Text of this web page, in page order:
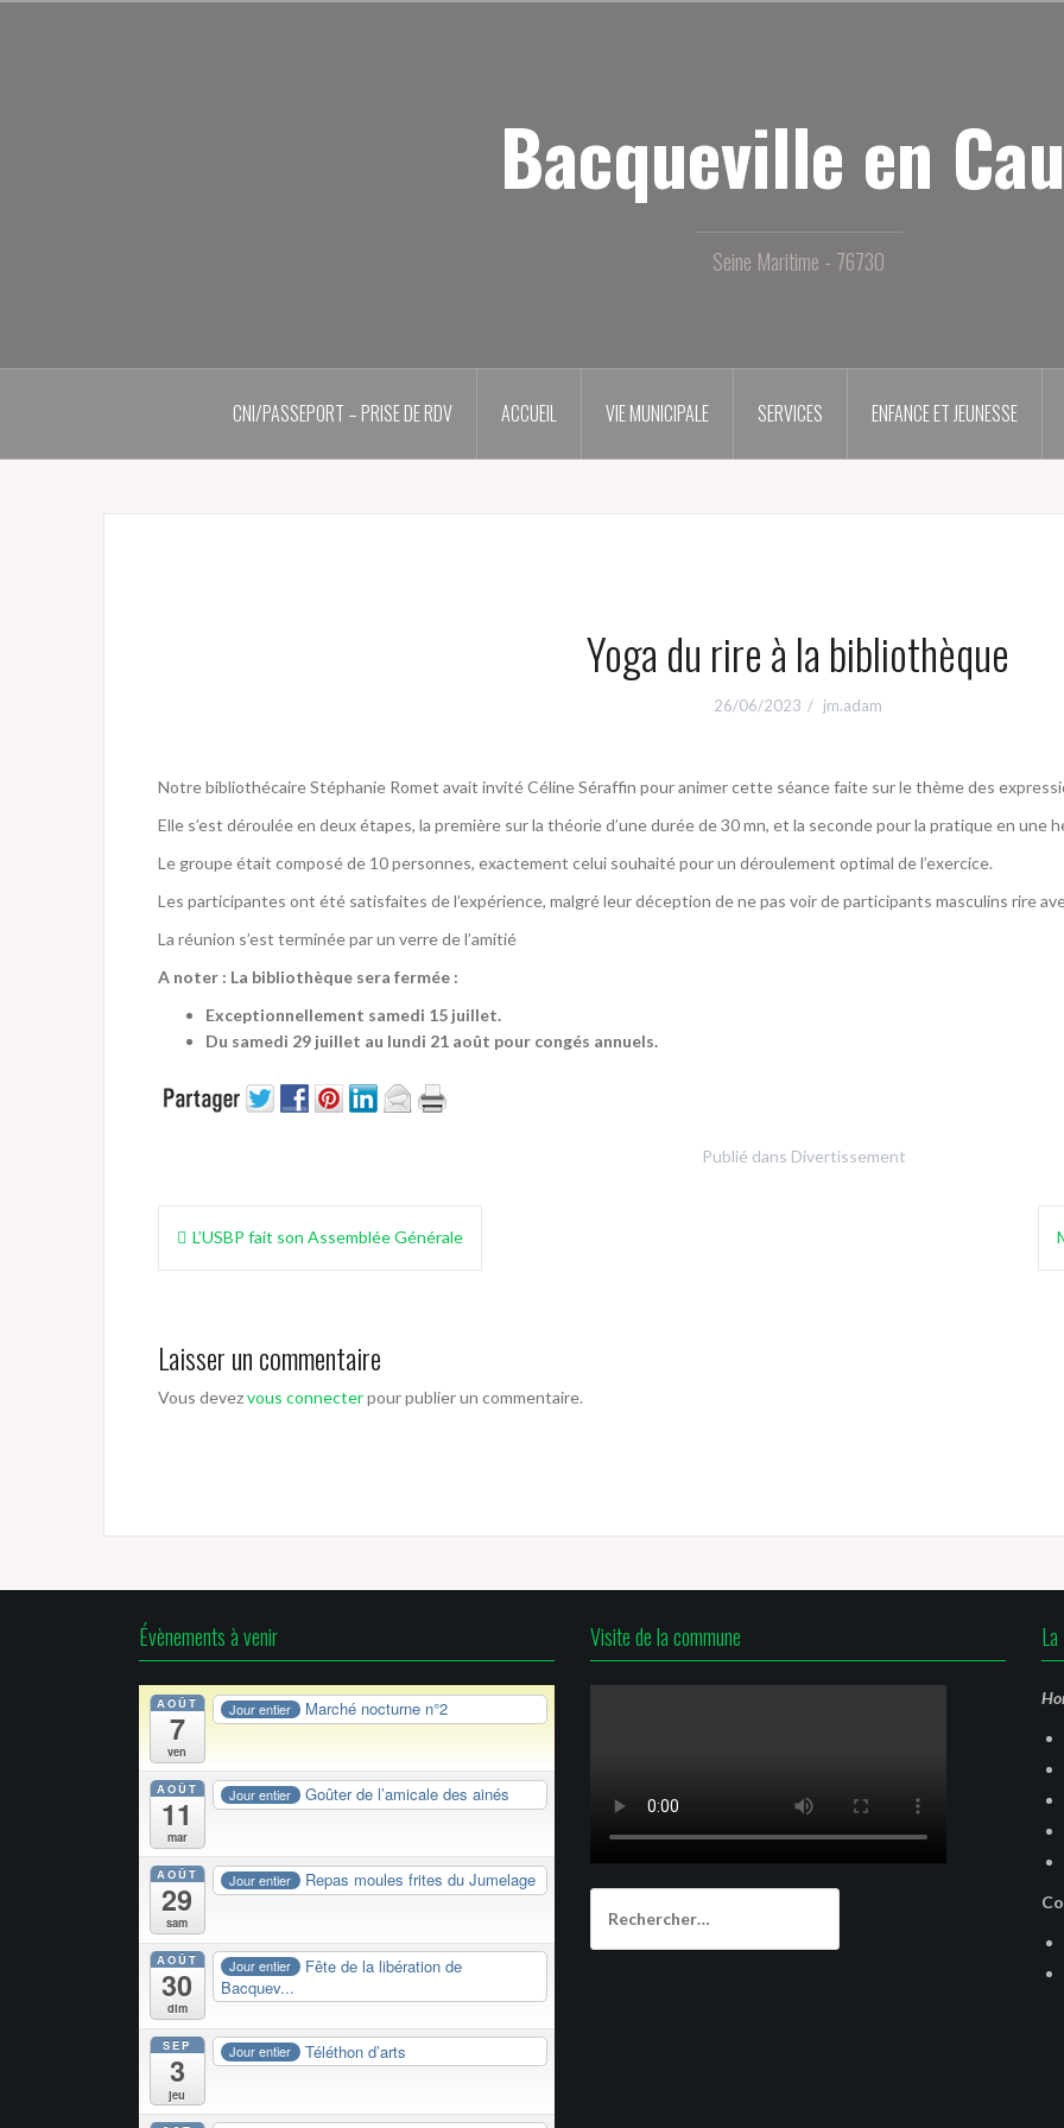
Bacqueville en
Seine Maritime - 76730
CNI/PASSEPORT – PRISE DE RDV ACCUEIL VIE MUNICIPALE SERVICES ENFANCE ET JEUNESSE
Yoga du rire à la bibliothèque
26/06/2023 jm.adam
Notre bibliothécaire Stéphanie Romet avait invité Céline Séraffin pour animer cette séance faite sur le thème des
Elle s’est déroulée en deux étapes, la première sur la théorie d’une durée de 30 mn, et la seconde pour la pratique en une
Le groupe était composé de 10 personnes, exactement celui souhaité pour un déroulement optimal de l’exercice.
Les participantes ont été satisfaites de l’expérience, malgré leur déception de ne pas voir de participants masculins rire
La réunion s’est terminée par un verre de l’amitié
A noter : La bibliothèque sera fermée :
Exceptionnellement samedi 15 juillet.
Du samedi 29 juillet au lundi 21 août pour congés annuels.
Publié dans Divertissement
Navigation
L’USBP fait son Assemblée Générale
Laisser un commentaire
Vous devezvous connecterpour publier un commentaire.
Évènements à venir
AOÛT
7
ven
Jour entier Marché nocturne n°2
AOÛT
11
mar
Jour entier Goûter de l’amicale des ainés
AOÛT
29
sam
Jour entier Repas moules frites du Jumelage
AOÛT
30
dim
Jour entier
Fête de la libération de
Bacquev...
SEP
3
jeu
Jour entier Téléthon d’arts
Visite de la commune